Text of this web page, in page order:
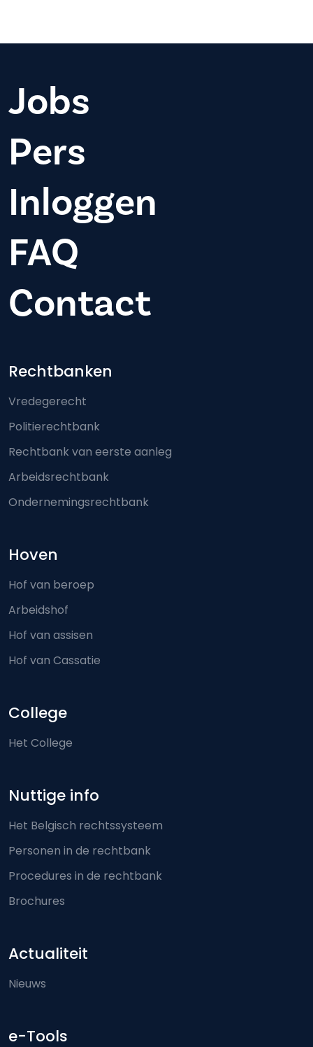
Jobs
Pers
Inloggen
FAQ
Contact
Footer-menu
Rechtbanken
Vredegerecht
Politierechtbank
Rechtbank van eerste aanleg
Arbeidsrechtbank
Ondernemingsrechtbank
Hoven
Hof van beroep
Arbeidshof
Hof van assisen
Hof van Cassatie
College
Het College
Nuttige info
Het Belgisch rechtssysteem
Personen in de rechtbank
Procedures in de rechtbank
Brochures
Actualiteit
Nieuws
e-Tools